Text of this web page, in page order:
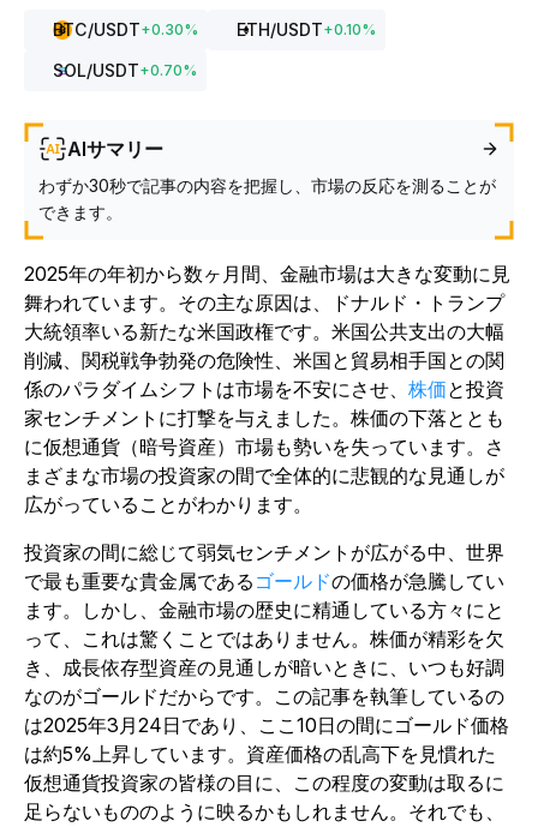
BTC/USDT+0.30% ETH/USDT+0.10%
SOL/USDT+0.70%
AIサマリー
わずか30秒で記事の内容を把握し、市場の反応を測ることが
できます。
2025年の年初から数ヶ月間、金融市場は大きな変動に見
舞われています。その主な原因は、ドナルド・トランプ
大統領率いる新たな米国政権です。米国公共支出の大幅
削減、関税戦争勃発の危険性、米国と貿易相手国との関
係のパラダイムシフトは市場を不安にさせ、 株価と投資
家センチメントに打撃を与えました。株価の下落ととも
に仮想通貨（暗号資産）市場も勢いを失っています。さ
まざまな市場の投資家の間で全体的に悲観的な見通しが
広がっていることがわかります。
投資家の間に総じて弱気センチメントが広がる中、世界
で最も重要な貴金属である ゴールドの価格が急騰してい
ます。しかし、金融市場の歴史に精通している方々にと
って、これは驚くことではありません。株価が精彩を欠
き、成長依存型資産の見通しが暗いときに、いつも好調
なのがゴールドだからです。この記事を執筆しているの
は2025年3月24日であり、ここ10日の間にゴールド価格
は約5%上昇しています。資産価格の乱高下を見慣れた
仮想通貨投資家の皆様の目に、この程度の変動は取るに
足らないもののように映るかもしれません。それでも、